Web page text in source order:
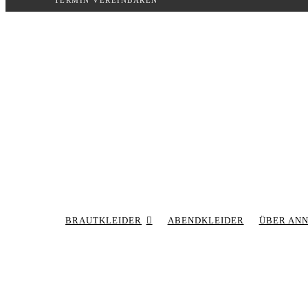
Inhalt
BRAUTKLEIDER ABENDKLEIDER ÜBER